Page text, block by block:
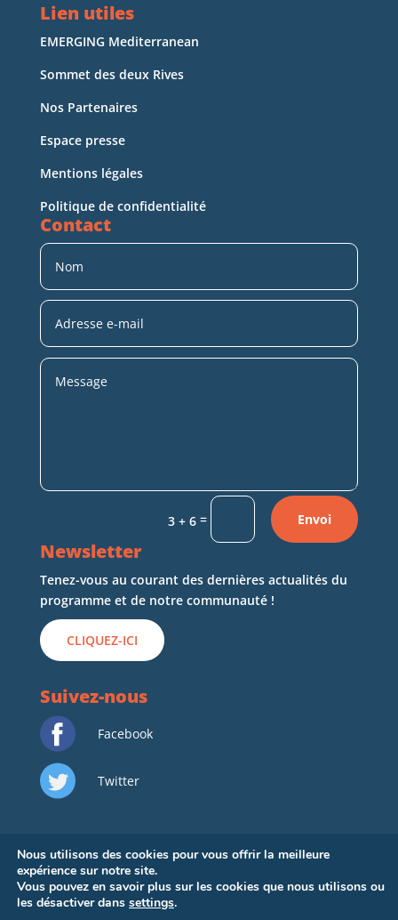
Lien utiles
EMERGING Mediterranean
Sommet des deux Rives
Nos Partenaires
Espace presse
Mentions légales
Politique de confidentialité
Contact
3 + 6 = Envoi
Newsletter
Tenez-vous au courant des dernières actualités du
programme et de notre communauté !
CLIQUEZ-ICI
Suivez-nous
Facebook
Twitter
Copyright © 2022Emerging Mediterranean
Nous utilisons des cookies pour vous offrir la meilleure
expérience sur notre site.
Vous pouvez en savoir plus sur les cookies que nous utilisons ou
les désactiver dans settings.